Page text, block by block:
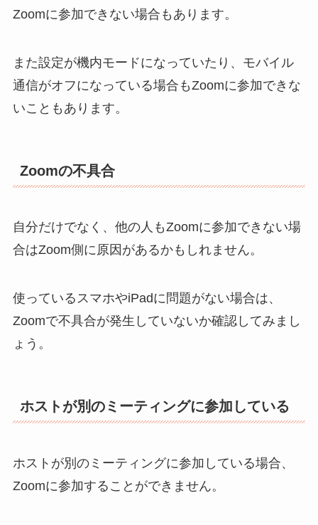
Zoomに参加できない場合もあります。
また設定が機内モードになっていたり、モバイル
通信がオフになっている場合もZoomに参加できな
いこともあります。
Zoomの不具合
自分だけでなく、他の人もZoomに参加できない場
合はZoom側に原因があるかもしれません。
使っているスマホやiPadに問題がない場合は、
Zoomで不具合が発生していないか確認してみまし
ょう。
ホストが別のミーティングに参加している
ホストが別のミーティングに参加している場合、
Zoomに参加することができません。